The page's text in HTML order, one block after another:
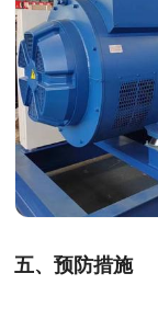
五、预防措施